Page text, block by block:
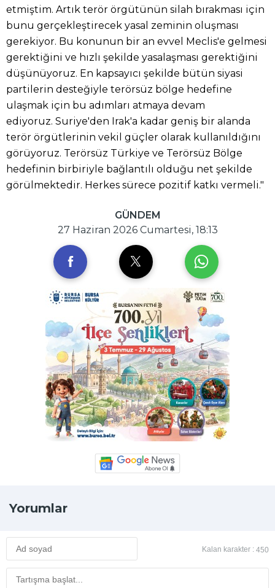
etmiştim. Artık terör örgütünün silah bırakması için
bunu gerçekleştirecek yasal zeminin oluşması
gerekiyor. Bu konunun bir an evvel Meclis'e gelmesi
gerektiğini ve hızlı şekilde yasalaşması gerektiğini
düşünüyoruz. En kapsayıcı şekilde bütün siyasi
partilerin desteğiyle terörsüz bölge hedefine
ulaşmak için bu adımları atmaya devam
ediyoruz. Suriye'den Irak'a kadar geniş bir alanda
terör örgütlerinin vekil güçler olarak kullanıldığını
görüyoruz. Terörsüz Türkiye ve Terörsüz Bölge
hedefinin birbiriyle bağlantılı olduğu net şekilde
görülmektedir. Herkes sürece pozitif katkı vermeli."
GÜNDEM
27 Haziran 2026 Cumartesi, 18:13
Yorumlar
Kalan karakter : 450